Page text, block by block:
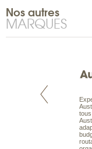
Nos autres
MARQUES
est le spécialiste